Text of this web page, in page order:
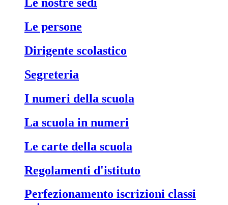
le nostre sedi
le persone
dirigente scolastico
segreteria
i numeri della scuola
la scuola in numeri
le carte della scuola
regolamenti d'istituto
perfezionamento iscrizioni classi